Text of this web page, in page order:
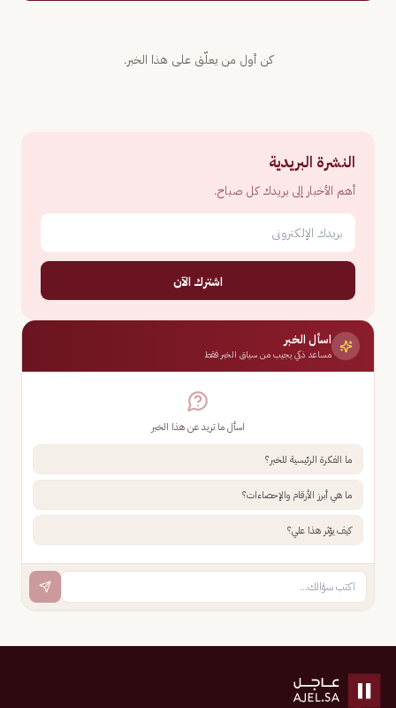
كن أول من يعلّق على هذا الخبر.
النشرة البريدية
أهم الأخبار إلى بريدك كل صباح.
اشترك الآن
اسأل الخبر
مساعد ذكي يجيب من سياق الخبر فقط
اسأل ما تريد عن هذا الخبر
ما الفكرة الرئيسية للخبر؟
ما هي أبرز الأرقام والإحصاءات؟
كيف يؤثر هذا علي؟